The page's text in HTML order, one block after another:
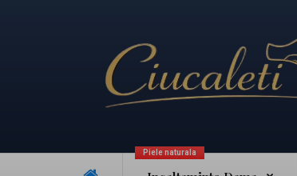
Piele naturala